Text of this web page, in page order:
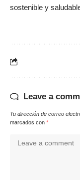
sostenible y
Leave a
Tu dirección de correo
marcados con *